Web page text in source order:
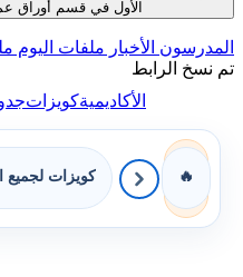
الأول في قسم أوراق عمل حتى
المدرسون الأخبار ملفات اليوم
تم نسخ الرابط
الأكاديميةكويزات
🔥 كويزات